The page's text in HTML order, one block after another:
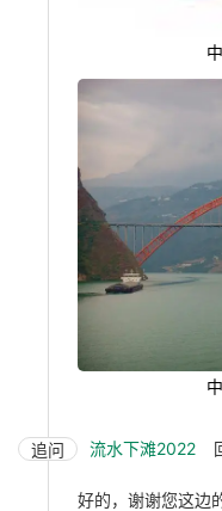
追问 流水下滩2022
好的，谢谢您这边